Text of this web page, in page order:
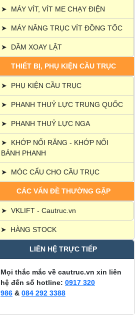
➤ MÁY VÍT, VÍT ME CHẠY ĐIỆN
➤ MÁY NÂNG TRỤC VÍT ĐỒNG TỐC
➤ DẦM XOAY LẬT
THIẾT BỊ, PHỤ KIỆN CẦU TRỤC
➤ PHỤ KIỆN CẦU TRỤC
➤ PHANH THUỶ LỰC TRUNG QUỐC
➤ PHANH THUỶ LỰC NGA
➤
KHỚP NỐI RĂNG - KHỚP NỐI
BÁNH PHANH
➤ MÓC CẨU CHO CẦU TRỤC
CÁC VẤN ĐỀ THƯỜNG GẶP
➤ VKLIFT - Cautruc.vn
➤ HÀNG STOCK
LIÊN HỆ TRỰC TIẾP
Mọi thắc mắc về cautruc.vn xin liên
hệ đến số hotline: 0917 320
986 & 084 292 3388